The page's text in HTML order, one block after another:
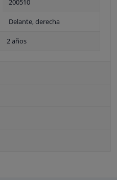
200510
Delante, derecha
2 años